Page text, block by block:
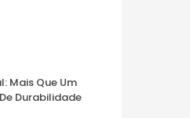
Mais Que Um
Durabilidade